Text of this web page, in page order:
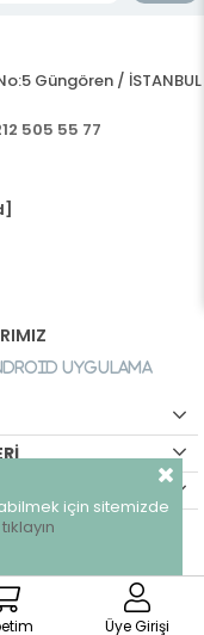
Güngören / İSTANBUL
505 55 77
Uygulama
saklıdır.
Üye Girişi
için sitemizde
tıklayın